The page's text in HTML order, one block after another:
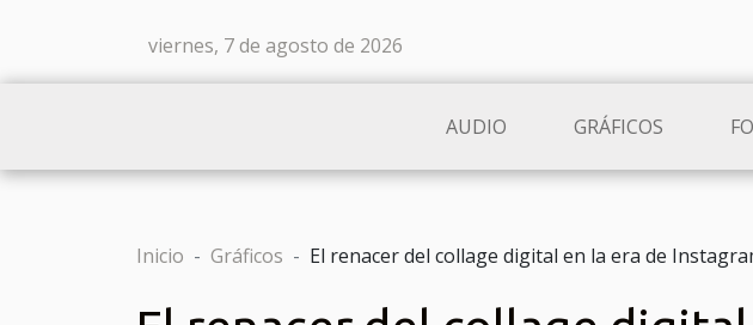
viernes, 7 de agosto de 2026
AUDIO GRÁFICOS
Inicio Gráficos El renacer del collage digital en la era de